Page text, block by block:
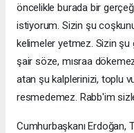
öncelikle burada bir
istiyorum. Sizin şu
kelimeler yetmez. Sizin şu
şair söze, mısraa
atan şu kalplerinizi, toplu
resmedemez. Rabb'im
Cumhurbaşkanı Erdoğan,